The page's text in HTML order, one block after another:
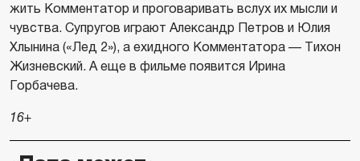
жить Комментатор и проговаривать вслух их мысли и
чувства. Супругов играют Александр Петров и Юлия
Хлынина («Лед 2»), а ехидного Комментатора — Тихон
Жизневский. А еще в фильме появится Ирина
Горбачева.
16+